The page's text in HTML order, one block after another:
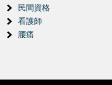
民間資格
看護師
腰痛